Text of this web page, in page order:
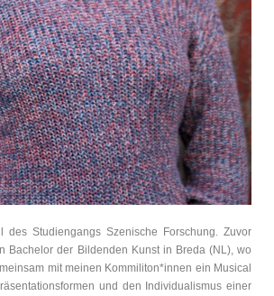
des Studiengangs Szenische Forschung. Zuvor
Bachelor der Bildenden Kunst in Breda (NL), wo
mit meinen Kommiliton*innen ein Musical
und den Individualismus einer